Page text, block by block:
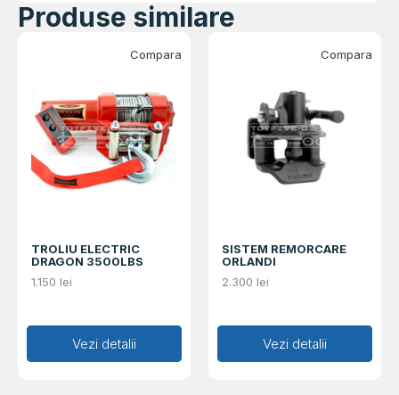
Produse similare
TROLIU ELECTRIC
DRAGON 3500LBS
1.150 lei
Adaugă în coș
Vezi detalii
Compara
SISTEM REMORCARE
ORLANDI
2.300 lei
Adaugă în coș
Vezi detalii
Compara